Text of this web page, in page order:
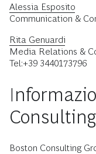
Alessia Esposito
Communication &
Rita Genuardi
Media Relations &
Tel:+39 3440173796
Boston Consulting